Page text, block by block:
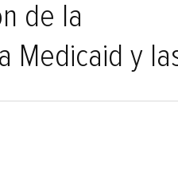
de la
Medicaid y